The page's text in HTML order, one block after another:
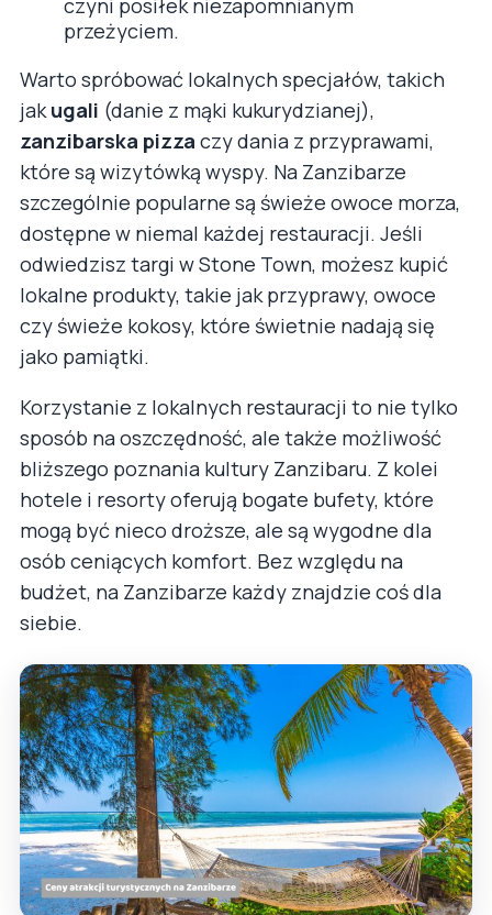
czyni posiłek niezapomnianym
przeżyciem.
Warto spróbować lokalnych specjałów, takich
jakugali (danie z mąki kukurydzianej),
zanzibarska pizza czy dania z przyprawami,
które są wizytówką wyspy. Na Zanzibarze
szczególnie popularne są świeże owoce morza,
dostępne w niemal każdej restauracji. Jeśli
odwiedzisz targi w Stone Town, możesz kupić
lokalne produkty, takie jak przyprawy, owoce
czy świeże kokosy, które świetnie nadają się
jako pamiątki.
Korzystanie z lokalnych restauracji to nie tylko
sposób na oszczędność, ale także możliwość
bliższego poznania kultury Zanzibaru. Z kolei
hotele i resorty oferują bogate bufety, które
mogą być nieco droższe, ale są wygodne dla
osób ceniących komfort. Bez względu na
budżet, na Zanzibarze każdy znajdzie coś dla
siebie.